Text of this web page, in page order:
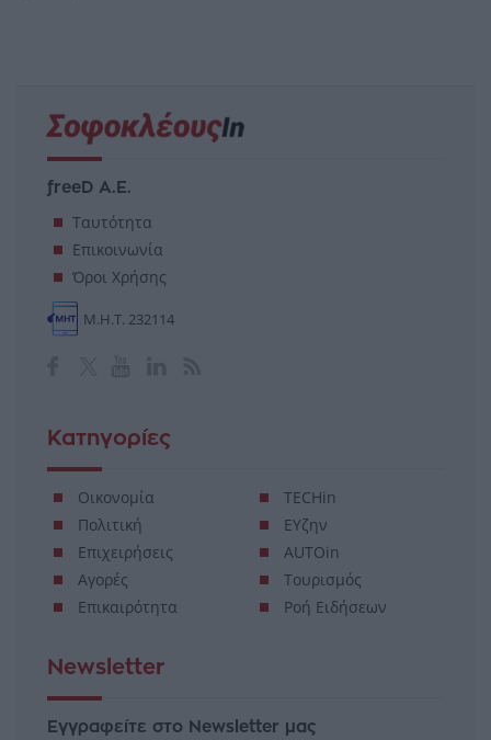
freeD Α.Ε.
Ταυτότητα
Επικοινωνία
Όροι Χρήσης
Μ.Η.Τ. 232114
Κατηγορίες
Οικονομία
Πολιτική
Επιχειρήσεις
Αγορές
Επικαιρότητα
TECHin
ΕΥζην
AUTOin
Τουρισμός
Ροή Ειδήσεων
Newsletter
Εγγραφείτε στο Newsletter μας